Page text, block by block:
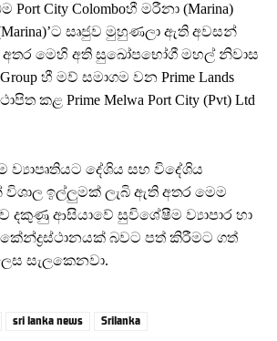
City Colomboහී මරීනා (Marina)
සෘජුව මුහුණලා ඇති අවසන්
මෙහි අති සුඛෝපභෝගී මහල් නිවාස
හී මව් සමාගම වන Prime Lands
කළ Prime Melwa Port City (Pvt) Ltd
දේශිය සහ විදේශිය
ඉල්ලුමක් ලැබි ඇති අතර මෙම
දකුණු ආසියාවේ සුවිශේෂීම ව්‍යාපාර හා
බවට පත් කිරීමට ගත්
සැලකෙනවා.
sri lanka news Srilanka